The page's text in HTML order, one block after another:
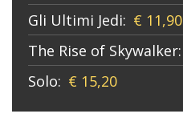
Gli Ultimi Jedi: € 11,90
The Rise of Skywalker:
Solo: € 15,20